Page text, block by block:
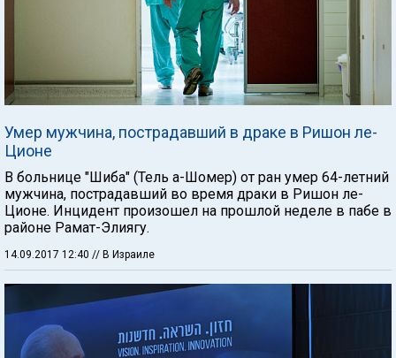
Умер мужчина, пострадавший в драке в Ришон ле-
Ционе
В больнице "Шиба" (Тель а-Шомер) от ран умер 64-летний
мужчина, пострадавший во время драки в Ришон ле-
Ционе. Инцидент произошел на прошлой неделе в пабе в
районе Рамат-Элиягу.
14.09.2017 12:40 // В Израиле